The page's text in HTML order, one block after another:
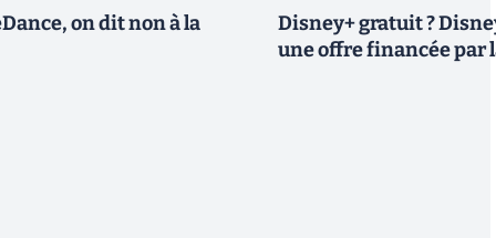
on dit non à la
Disney+ gratuit ?
une offre financée par